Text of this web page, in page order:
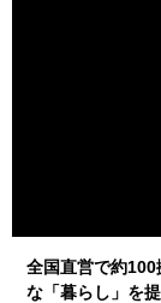
全国直営で約
な「暮らし」を